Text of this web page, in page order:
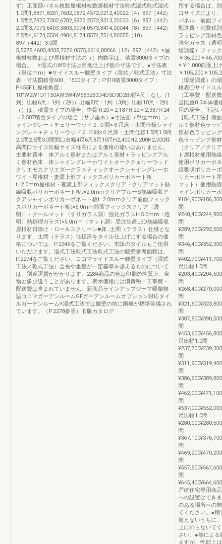
ず）正面部パネル枚数屋根材枚数屋根材寸法乾式湿式乾式湿式
1.0間1,8871,8201,7602,0872,4572,0212,40022（4）897（442）
1.5間2,7972,7302,6702,9973,2572,9313,20033（6）897（442）
2.0間3,7073,6403,5803,9074,0573,8414,00044（8）897（442）
2.5間4,6174,5504,4904,8174,8574,7514,80055（10）
897（442）3.0間
5,5275,4605,4005,7276,0575,6616,00066（12）897（442）※屋
根材枚数および屋根材寸法の（）内数字は、積雪3000タイプの
場合。 ※湿式のW5寸法は目地仕上げ後の寸法です。●寸法表
（単位mm）■サイドスルー腰壁タイプ（湿式／乾式工法）寸法
表・寸法図積雪600、1500タイプ：P910積雪3000タイプ：
P455F.L.屋根角度：
10°W2W1D1150AW3W4W583260D4D5D3D2出幅4尺：なし（1
列）出幅6尺：1列（2列）出幅8尺：1列（3列）出幅10尺：2列
（）は、積雪タイプの場合。中骨Ｈ20＝2,187Ｈ22＝2,387Ｈ24
＝2,587積雪タイプの場合（サブ垂木）●寸法図（単位mm）シ
ャイングレー＋チェリーウッド２.０間×６尺床：土間仕様シャイ
ングレー＋チェリーウッド２.０間×６尺床：土間仕様1.5間1.0間
2.0間2.5間3.0間間口出幅4尺6尺8尺10尺H2,400H2,200H2,000柱
高間口サイズ出幅サイズ柱高による価格の違いはありません。
主要材質本 体アルミ形材またはアルミ形材＋ラッピングアル
ミ形材色本 体シャイングレーホワイトオークチェリーウッド
クリエモカクリエダークラスティックオークシャイングレーホ
ワイト屋根材・妻梁上部フィックスポリカーボネート板
t=2.0mm屋根材・妻梁上部フィックスクリア・クリアマット熱
線吸収ポリカーボネート板t=2.0mmクリアブルーS熱線吸収ア
クアシャインポリカーボネート板t=2.0mmクリア前面フィック
スポリカーボネート板t=5.0mm前面フィックスクリア〈透
明〉・クールマット〈すりガラス調〉強化ガラスt=5.0mm〈透
明〉熱処理ガラスt=5.0mm〈マット調〉受注生産LED熱線吸収
屋根材日除け・ロールスクリーン■床…土間（テラス）仕様とな
ります。土間（テラス）仕様床をタイル仕上げにする場合の価
格については、P.2346をご覧ください。市販のタイルもご使用
いただけます。湿式工法乾式工法乾式工法の腰壁参考面積は、
P.2274をご覧ください。ココマサイドスルー腰壁タイプ（湿式
工法／乾式工法）全長や重量が一定基準を超えるものについて
は、別途運賃がかかります。2284商品の色は印刷の性質上、実
物と多少違うことがあります。表示価格には消費税・工事費・
配送費は含まれていません。新商品ラインアップジーマ暖蘭物
語ココマガーデンルームGFガーデンルームオプション対応タイ
ルガーデンルーム※湿式工法では腰壁の前に雨樋が標準装備され
ています。（P.2278参照）旧版カタログ
用する場合は、
口サイズにより
パネル 前面フィ
配送費・消費税
ラッピング形材
強化ガラス（透
場調達）フィッ
￥36,200￥
※￥1,000前面上
￥105,200￥
（現場調達）の
格表①サイドス
（工事費・配送
当比重0.3本体価
用の場合、下記
【乾式工法】側
ルミ形材色ラッ
形材色ラッピン
色ラッピング形
（クリア／クリ
ト屋根材使用熱
使用ポリカーボ
線吸収ポリカー
リカーボネート
マット）使用熱
ャインポリカー
間
間
間
間
尺出幅1.0間
間
間
間
間
尺出幅1.0間
間
間
間
間
尺出幅1.0間
間
間
間
間
戸建住宅専用商
への設置はでき
のある場所への
てください。●
超えないうちに
上にのらないで
さい。●熱による
ますが、性能上